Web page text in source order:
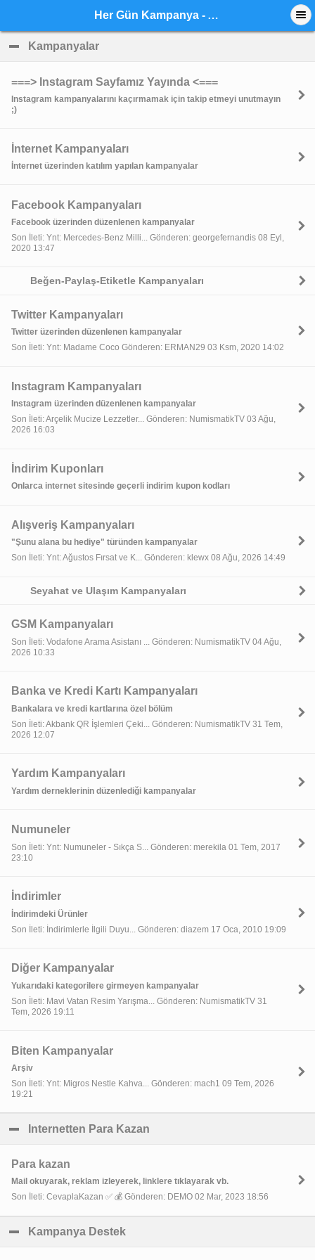
Her Gün Kampanya - Anasayfa
Kampanyalar
===> Instagram Sayfamız Yayında <===
Instagram kampanyalarını kaçırmamak için takip etmeyi unutmayın
;)
İnternet Kampanyaları
İnternet üzerinden katılım yapılan kampanyalar
Facebook Kampanyaları
Facebook üzerinden düzenlenen kampanyalar
Son İleti: Ynt: Mercedes-Benz Milli... Gönderen: georgefernandis 08 Eyl,
2020 13:47
Beğen-Paylaş-Etiketle Kampanyaları
Twitter Kampanyaları
Twitter üzerinden düzenlenen kampanyalar
Son İleti: Ynt: Madame Coco Gönderen: ERMAN29 03 Ksm, 2020 14:02
Instagram Kampanyaları
Instagram üzerinden düzenlenen kampanyalar
Son İleti: Arçelik Mucize Lezzetler... Gönderen: NumismatikTV 03 Ağu,
2026 16:03
İndirim Kuponları
Onlarca internet sitesinde geçerli indirim kupon kodları
Alışveriş Kampanyaları
"Şunu alana bu hediye" türünden kampanyalar
Son İleti: Ynt: Ağustos Fırsat ve K... Gönderen: klewx 08 Ağu, 2026 14:49
Seyahat ve Ulaşım Kampanyaları
GSM Kampanyaları
Son İleti: Vodafone Arama Asistanı ... Gönderen: NumismatikTV 04 Ağu,
2026 10:33
Banka ve Kredi Kartı Kampanyaları
Bankalara ve kredi kartlarına özel bölüm
Son İleti: Akbank QR İşlemleri Çeki... Gönderen: NumismatikTV 31 Tem,
2026 12:07
Yardım Kampanyaları
Yardım derneklerinin düzenlediği kampanyalar
Numuneler
Son İleti: Ynt: Numuneler - Sıkça S... Gönderen: merekila 01 Tem, 2017
23:10
İndirimler
İndirimdeki Ürünler
Son İleti: İndirimlerle İlgili Duyu... Gönderen: diazem 17 Oca, 2010 19:09
Diğer Kampanyalar
Yukarıdaki kategorilere girmeyen kampanyalar
Son İleti: Mavi Vatan Resim Yarışma... Gönderen: NumismatikTV 31
Tem, 2026 19:11
Biten Kampanyalar
Arşiv
Son İleti: Ynt: Migros Nestle Kahva... Gönderen: mach1 09 Tem, 2026
19:21
Internetten Para Kazan
Para kazan
Mail okuyarak, reklam izleyerek, linklere tıklayarak vb.
Son İleti: CevaplaKazan ✅ 💰 Gönderen: DEMO 02 Mar, 2023 18:56
Kampanya Destek